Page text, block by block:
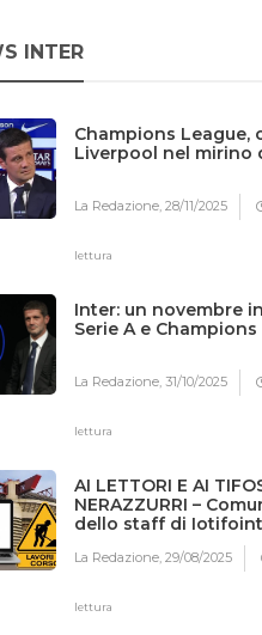
INTER
Champions League,
Liverpool nel mirino
La Redazione,28/11/2025
lettura
Inter: un novembre
Serie A e
La Redazione,31/10/2025
lettura
AI LETTORI E AI
NERAZZURRI –
dello staff di
La Redazione,29/08/2025
lettura